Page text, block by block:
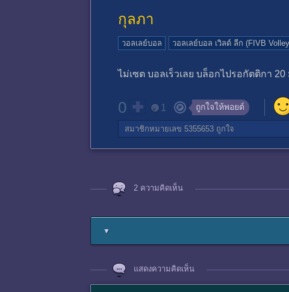
กุลภา
วอลเลย์บอล วอลเลย์บอล เวิลด์ ลีก (FIVB
ไม่เซต บอลเร็วเลย บล็อกไปรอกัตติกา
0 1 ถูกใจให้พอยต์
สมาชิกหมายเลข 5355653 ถูกใจ
2 ความคิดเห็น
▼
แสดงความคิดเห็น